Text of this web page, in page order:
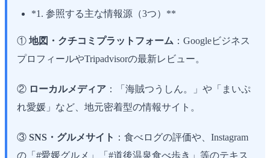
*1. 参照する主な情報源（3つ）**
① 地図・クチコミプラットフォーム ：Googleビジネス
プロフィールやTripadvisorの最新レビュー。
② ローカルメディア ：「海賊つうしん。」や「まいぷ
れ愛媛」など、地元密着型の情報サイト。
③ SNS・グルメサイト ：食べログの評価や、Instagram
の「#愛媛グルメ」「#道後温泉食べ歩き」等のテキス